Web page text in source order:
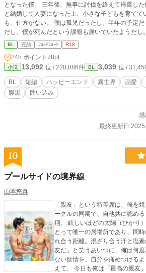
となった僕。 三年後、無事に討伐を終えて帰還した僕を待っていたのは、貴族
と結婚して人妻になった上、小さな子どもを育ててい
も、仕方がない。 僕は孤児だったし、半年の予定
だし、僕が死んだという誤報も届いていたようだし。 ――ただ、行き場と夢
た彼女との未来を失っただけだ。 そんな、途方に暮れる僕に声をかけてくれた
BL 完結 ｼｮｰﾄｼｮｰﾄ R18
24h.ポイント 78pt
小説 13,092 位 / 228,886件 BL 3,039 位 /
BL 短編 ハッピーエンド 異世界 溺愛
腹黒
囲い込み
最終更新日
10
プールサイドの境界線
山本悠真
「親友」という特等席は、俺を焼き
ークルの同期で、自他共に認め
翔。 眩しいほどの太陽（ひかり
とって唯一の居場所であり、同時に
れ合う距離。混ざり合う汗と塩
友だ」と笑うあいつに、俺は何度殺さ
ない欲情を、自分を痛めつける
えて、 今日も俺は「最高の親友